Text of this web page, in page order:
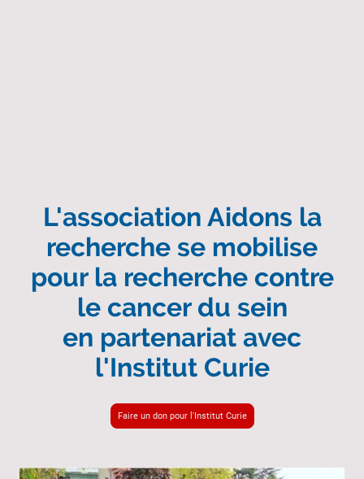
L'association Aidons la
recherche se mobilise
pour la recherche contre
le cancer du sein
en partenariat avec
l'Institut Curie
Faire un don pour l'Institut Curie